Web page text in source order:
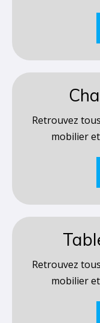
Retrouvez
mobilier
Retrouvez
mobilier